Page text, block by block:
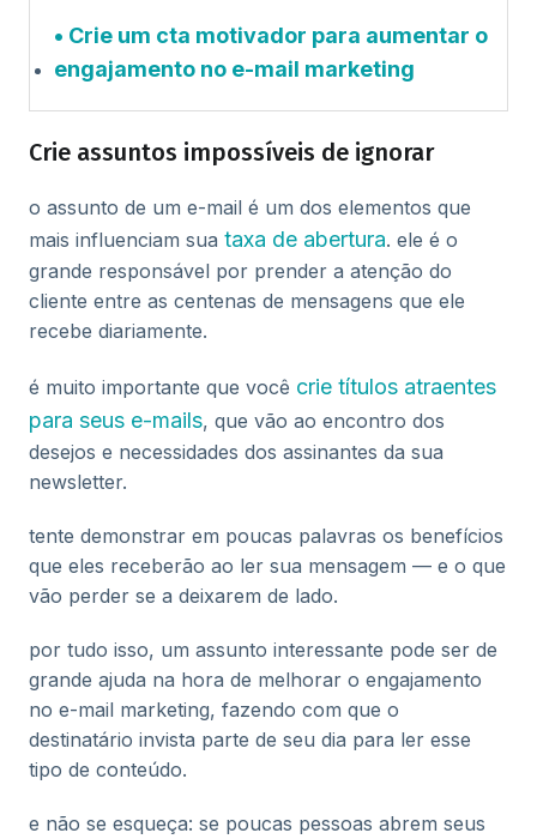
Crie um cta motivador para aumentar o
engajamento no e-mail marketing
Crie assuntos impossíveis de ignorar
o assunto de um e-mail é um dos elementos que
mais influenciam sua taxa de abertura. ele é o
grande responsável por prender a atenção do
cliente entre as centenas de mensagens que ele
recebe diariamente.
é muito importante que você crie títulos atraentes
para seus e-mails, que vão ao encontro dos
desejos e necessidades dos assinantes da sua
newsletter.
tente demonstrar em poucas palavras os benefícios
que eles receberão ao ler sua mensagem — e o que
vão perder se a deixarem de lado.
por tudo isso, um assunto interessante pode ser de
grande ajuda na hora de melhorar o engajamento
no e-mail marketing, fazendo com que o
destinatário invista parte de seu dia para ler esse
tipo de conteúdo.
e não se esqueça: se poucas pessoas abrem seus